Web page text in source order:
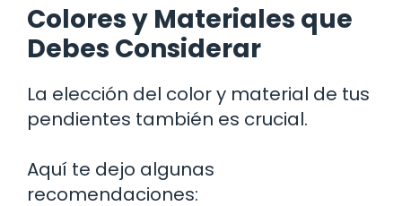
Colores y Materiales que
Debes Considerar
La elección del color y material de tus
pendientes también es crucial.
Aquí te dejo algunas
recomendaciones: